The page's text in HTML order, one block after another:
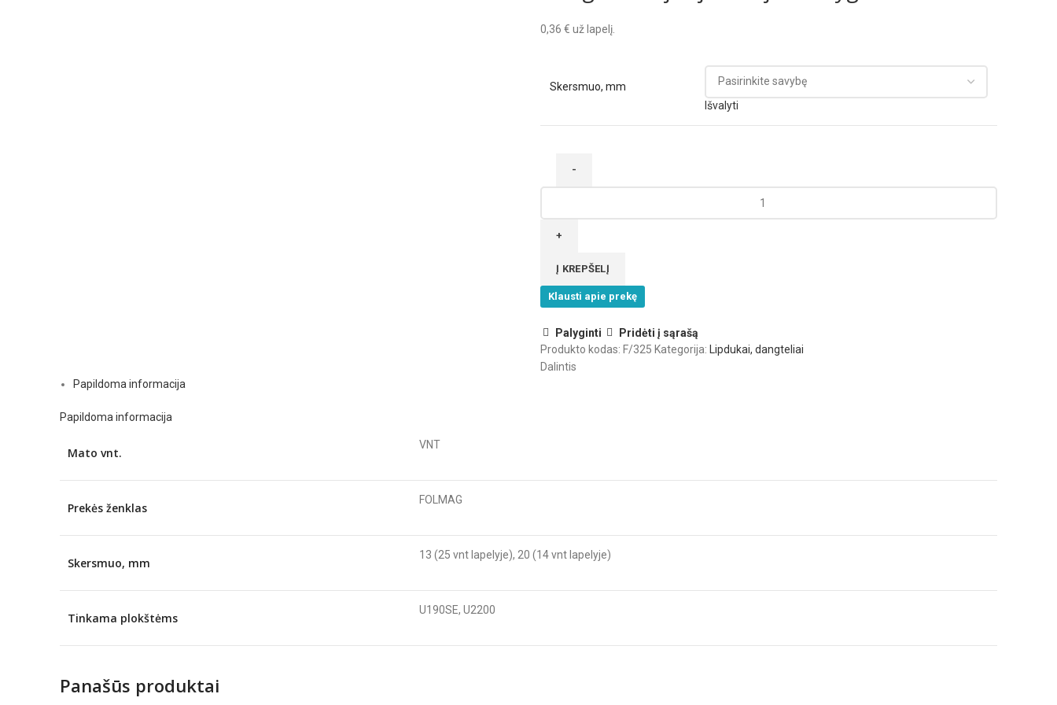
0,36 € už lapelį.
Skersmuo, mm
Išvalyti
juodaĮ KREPŠELĮ
Klausti apie prekę
Palyginti
Pridėti į sąrašą
Produkto kodas: F/325 Kategorija: Lipdukai, dangteliai
Dalintis
Papildoma informacija
Papildoma informacija
Mato vnt.
VNT
Prekės ženklas
FOLMAG
Skersmuo, mm
13 (25 vnt lapelyje), 20 (14 vnt lapelyje)
Tinkama plokštėms
U190SE, U2200
Panašūs produktai